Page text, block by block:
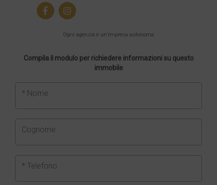
Ogni agenzia è un’impresa autonoma
Compila il modulo per richiedere informazioni su questo
immobile
* Nome
Cognome
* Telefono